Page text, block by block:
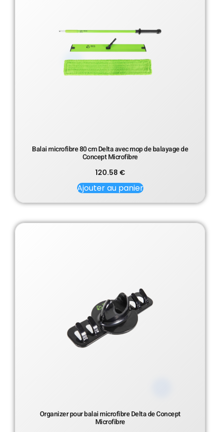
Balai microfibre 80 cm Delta avec mop de balayage de
Concept Microfibre
120.58 €
Ajouter au panier
Organizer pour balai microfibre Delta de Concept
Microfibre